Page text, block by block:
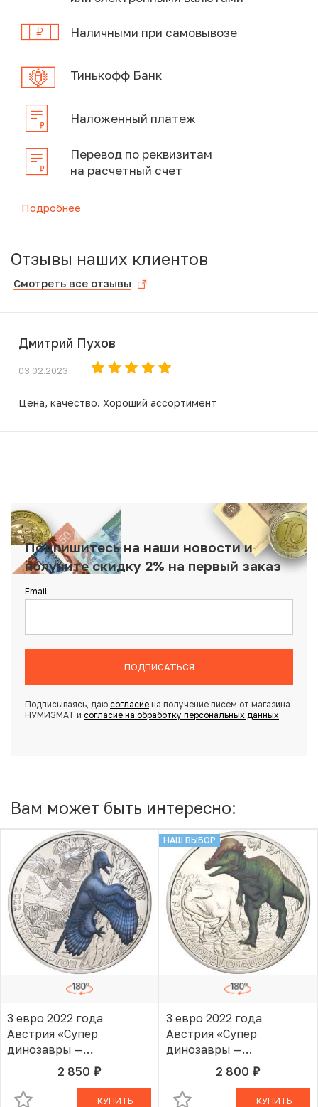
Наличными при самовывозе
Тинькофф Банк
Наложенный платеж
Перевод по реквизитам
на расчетный счет
Подробнее
Отзывы наших клиентов
Смотреть все отзывы
Дмитрий Пухов
03.02.2023
Цена, качество. Хороший ассортимент
Подпишитесь на наши новости и
получите скидку 2% на первый заказ
Email
ПОДПИСАТЬСЯ
Подписываясь, даю согласиена получение писем от магазина
НУМИЗМАТ и согласие на обработку персональных данных
Вам может быть интересно:
3 евро 2022 года
Австрия «Супер
динозавры —
Микрораптор»
2 850 руб.
В КОРЗИНЕ
КУПИТЬ
НАШ ВЫБОР
3 евро 2022 года
Австрия «Супер
динозавры —
Пахицефалозавр»
2 800 руб.
В КОРЗИНЕ
КУПИТЬ